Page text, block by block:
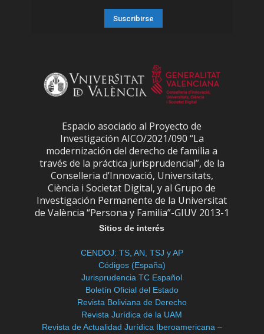
Espacio asociado al Proyecto de
Investigación AICO/2021/090 “La
modernización del derecho de familia a
través de la práctica jurisprudencial”, de la
Conselleria d’Innovació, Universitats,
Ciència i Societat Digital, y al Grupo de
Investigación Permanente de la Universitat
de València “Persona y Familia”-GIUV 2013-1
Sitios de interés
CENDOJ: TS, AN, TSJ y AP
Códigos (España)
Jurisprudencia TC Español
Boletín Oficial del Estado
Revista Boliviana de Derecho
Revista Jurídica de la UAM
Revista de Actualidad Jurídica Iberoamericana –